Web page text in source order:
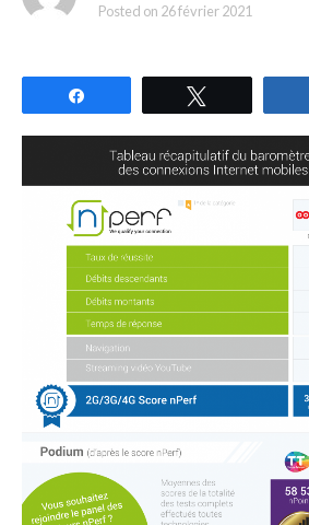
Posted on 26 février 2021